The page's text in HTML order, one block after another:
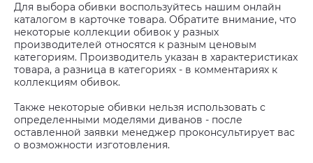
Для выбора обивки воспользуйтесь нашим онлайн
каталогом в карточке товара. Обратите внимание, что
некоторые коллекции обивок у разных
производителей относятся к разным ценовым
категориям. Производитель указан в характеристиках
товара, а разница в категориях - в комментариях к
коллекциям обивок.
Также некоторые обивки нельзя использовать с
определенными моделями диванов - после
оставленной заявки менеджер проконсультирует вас
о возможности изготовления.